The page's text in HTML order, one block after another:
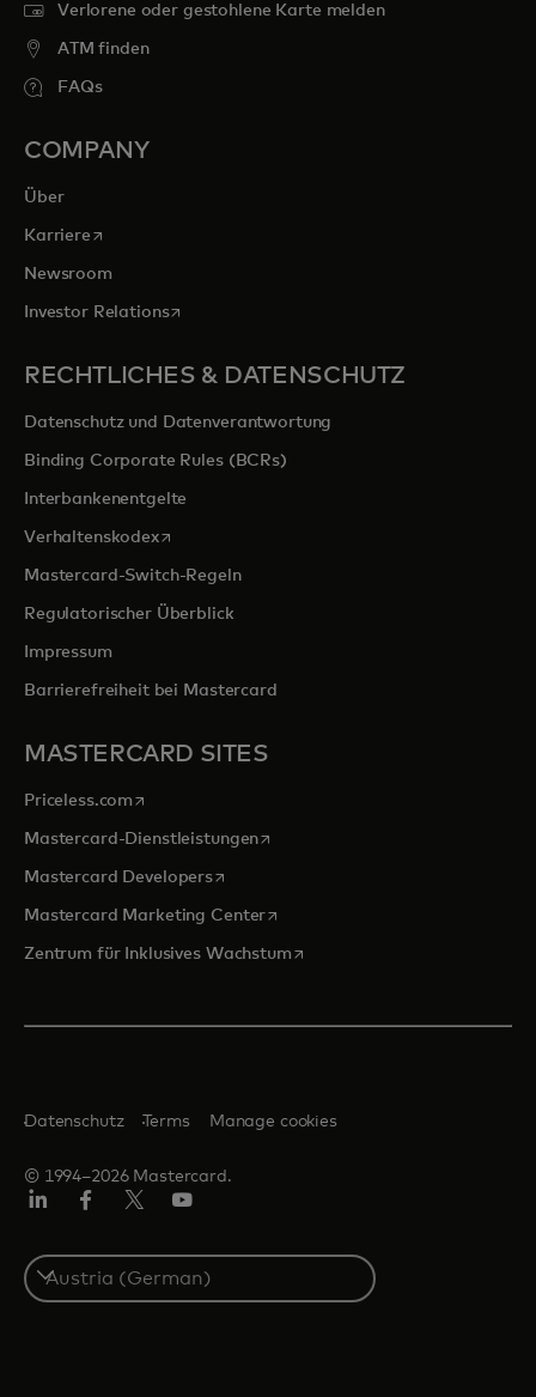
Verlorene oder gestohlene Karte melden
ATM finden
FAQs
COMPANY
Über
Karrierewird in einer neuen Registerkarte geöffnet
Newsroom
Investor Relationswird in einer neuen Registerkarte geöffnet
RECHTLICHES & DATENSCHUTZ
Datenschutz und Datenverantwortung
Binding Corporate Rules (BCRs)
Interbankenentgelte
Verhaltenskodexwird in einer neuen Registerkarte geöffnet
Mastercard-Switch-Regeln
Regulatorischer Überblick
Impressum
Barrierefreiheit bei Mastercard
MASTERCARD SITES
Priceless.com wird in einer neuen Registerkarte geöffnet
Mastercard-Dienstleistungenwird in einer neuen Registerkarte
Mastercard Developerswird in einer neuen Registerkarte
Mastercard Marketing Centerwird in einer neuen
Zentrum für Inklusives Wachstumwird in einer neuen
© 1994–2026 Mastercard.
Datenschutz Terms Manage cookies
Select
a
country